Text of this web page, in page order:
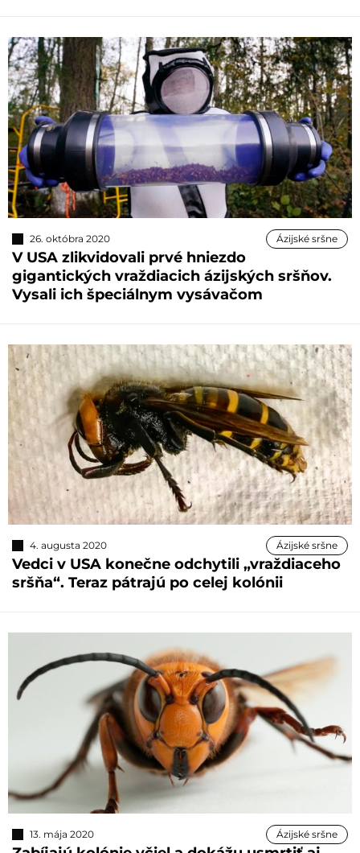
26. októbra 2020 Ázijské sršne
V USA zlikvidovali prvé hniezdo
gigantických vraždiacich ázijských sršňov.
Vysali ich špeciálnym vysávačom
4. augusta 2020 Ázijské sršne
Vedci v USA konečne odchytili „vraždiaceho
sršňa“. Teraz pátrajú po celej kolónii
13. mája 2020 Ázijské sršne